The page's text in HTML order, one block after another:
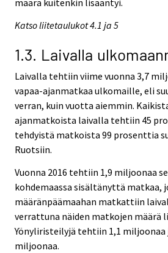
Katso liitetaulukot 4.1 ja 5
1.3. Laivalla
Laivalla tehtiin viime vuonna 3,7
vapaa-ajanmatkaa ulkomaille, eli
verran, kuin vuotta aiemmin.
ajanmatkoista laivalla tehtiin 45
tehdyistä matkoista 99 prosenttia
Ruotsiin.
Vuonna 2016 tehtiin 1,9 miljoonaa
kohdemaassa sisältänyttä matkaa,
määränpäämaahan matkattiin
verrattuna näiden matkojen määrä
Yönyliristeilyjä tehtiin 1,1 miljoonaa
miljoonaa.